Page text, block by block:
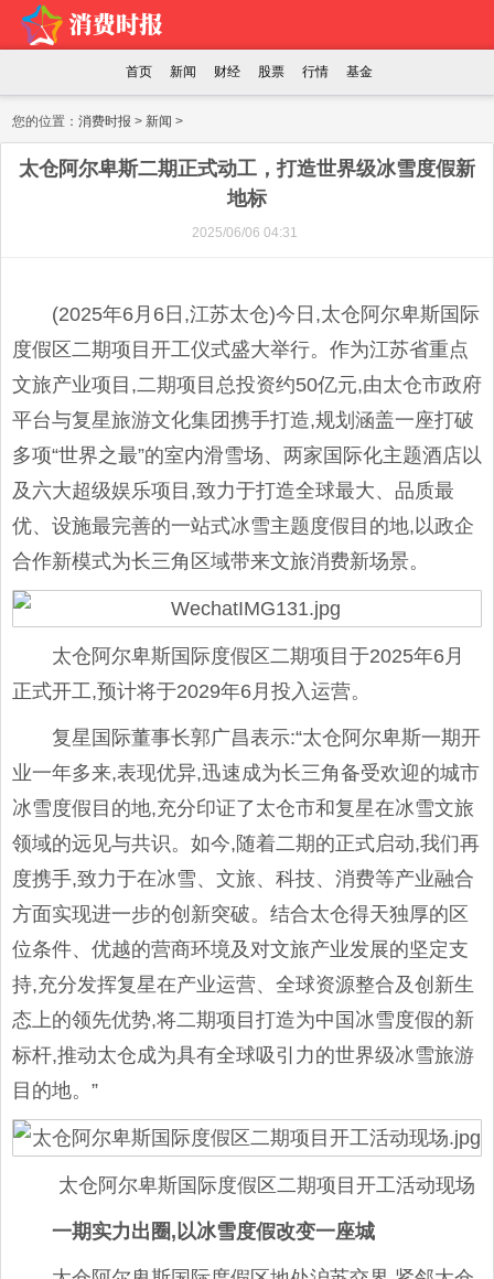
首页 新闻 财经 股票 行情 基金
您的位置：消费时报 > 新闻 >
太仓阿尔卑斯二期正式动工，打造世界级冰雪度假新
地标
2025/06/06 04:31
(2025年6月6日,江苏太仓)今日,太仓阿尔卑斯国际
度假区二期项目开工仪式盛大举行。作为江苏省重点
文旅产业项目,二期项目总投资约50亿元,由太仓市政府
平台与复星旅游文化集团携手打造,规划涵盖一座打破
多项“世界之最”的室内滑雪场、两家国际化主题酒店以
及六大超级娱乐项目,致力于打造全球最大、品质最
优、设施最完善的一站式冰雪主题度假目的地,以政企
合作新模式为长三角区域带来文旅消费新场景。
太仓阿尔卑斯国际度假区二期项目于2025年6月
正式开工,预计将于2029年6月投入运营。
复星国际董事长郭广昌表示:“太仓阿尔卑斯一期开
业一年多来,表现优异,迅速成为长三角备受欢迎的城市
冰雪度假目的地,充分印证了太仓市和复星在冰雪文旅
领域的远见与共识。如今,随着二期的正式启动,我们再
度携手,致力于在冰雪、文旅、科技、消费等产业融合
方面实现进一步的创新突破。结合太仓得天独厚的区
位条件、优越的营商环境及对文旅产业发展的坚定支
持,充分发挥复星在产业运营、全球资源整合及创新生
态上的领先优势,将二期项目打造为中国冰雪度假的新
标杆,推动太仓成为具有全球吸引力的世界级冰雪旅游
目的地。”
太仓阿尔卑斯国际度假区二期项目开工活动现场
一期实力出圈,以冰雪度假改变一座城